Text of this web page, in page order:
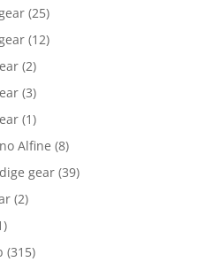
(25)
(12)
(2)
(3)
(1)
Alfine (8)
gear (39)
(2)
(315)